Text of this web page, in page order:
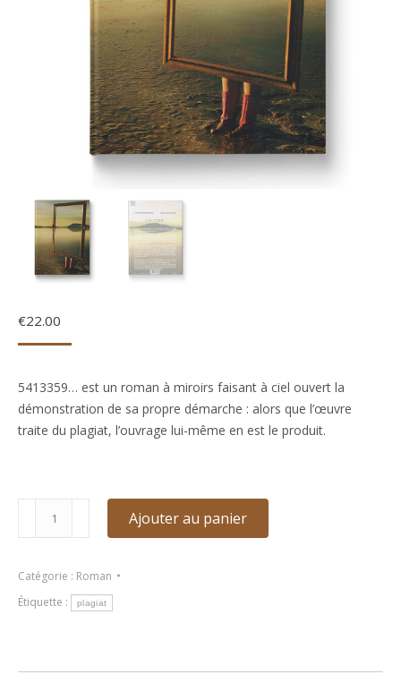
€22.00
5413359… est un roman à miroirs faisant à ciel ouvert la
démonstration de sa propre démarche : alors que l’œuvre
traite du plagiat, l’ouvrage lui-même en est le produit.
Roman
de
Ajouter au panier
Catégorie : Roman
Étiquette :
plagiat